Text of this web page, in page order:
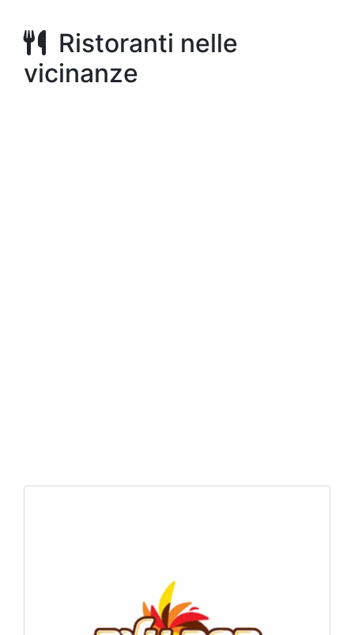
Ristoranti nelle
vicinanze